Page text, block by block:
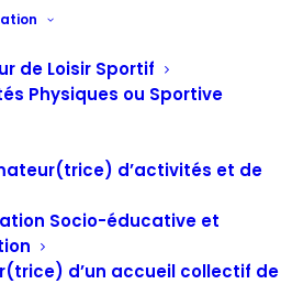
de Loisir Sportif
Physiques ou Sportive
d’activités et de
Socio-éducative et
d’un accueil collectif de
collectivités sont mobilisées
et des jeunes aux
compétition de robotique
Nouvelle-Aquitaine
et éducation populaire :
le soutien du Conseil Régional
2021 de la Caisse des dépôts. Le